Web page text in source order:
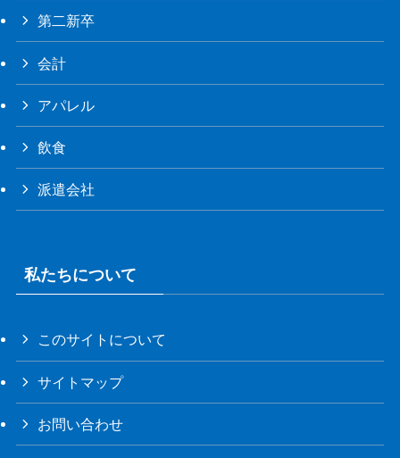
第二新卒
会計
アパレル
飲食
派遣会社
私たちについて
このサイトについて
サイトマップ
お問い合わせ